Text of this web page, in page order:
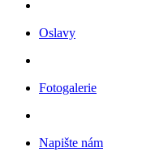
Oslavy
Fotogalerie
Napište nám